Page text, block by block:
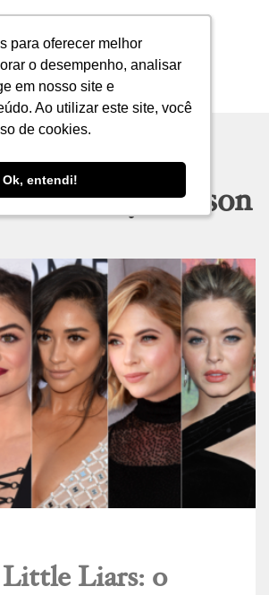
para oferecer melhor
o desempenho, analisar
em nosso site e
Ao utilizar este site, você
de cookies.
Ok, entendi!
para oferecer melhor
o desempenho, analisar
em nosso site e
Ao utilizar este site, você
de cookies.
Ok, entendi!
MENU
Ashley Benson
Liars: o